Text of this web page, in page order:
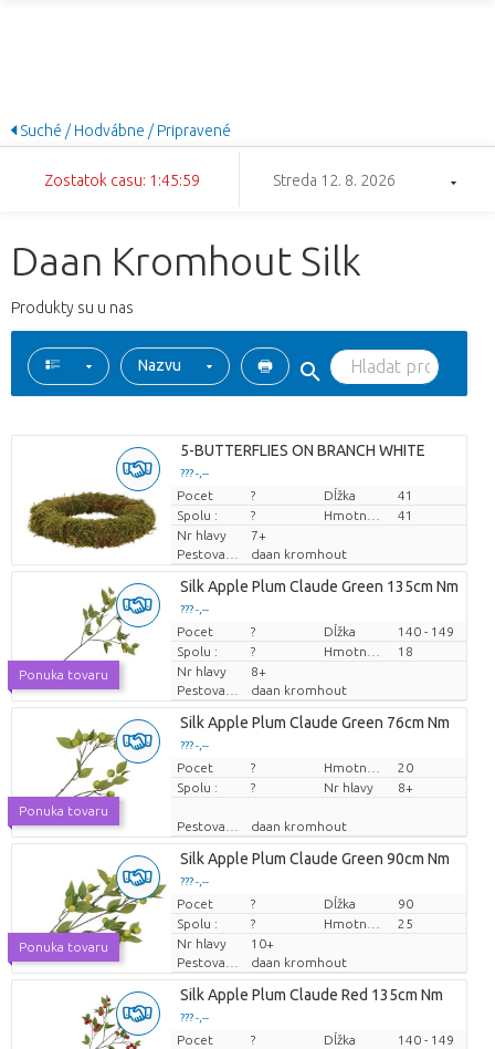
Suché / Hodvábne / Pripravené
Zostatok casu: 1:45:58 Streda 12. 8. 2026
Daan Kromhout Silk
Produkty su u nas
Nazvu
5-BUTTERFLIES ON BRANCH WHITE
??? -,--
Cena za kus
Pocet ? Dĺžka
41
Spolu :
?
41
Nr hlavy
7+
daan kromhout
Ponuka tovaru
Silk Apple Plum Claude Green 135cm Nm
??? -,--
Cena za kus
Pocet ? Dĺžka
140 - 149
Spolu :
?
18
Nr hlavy
8+
daan kromhout
Ponuka tovaru
Silk Apple Plum Claude Green 76cm Nm
??? -,--
Cena za kus
Pocet ?
20
Spolu :
? Nr hlavy 8+
daan kromhout
Ponuka tovaru
Silk Apple Plum Claude Green 90cm Nm
??? -,--
Cena za kus
Pocet ? Dĺžka
90
Spolu :
?
25
Nr hlavy
10+
daan kromhout
Silk Apple Plum Claude Red 135cm Nm
??? -,--
Cena za kus
Pocet ? Dĺžka
140 - 149